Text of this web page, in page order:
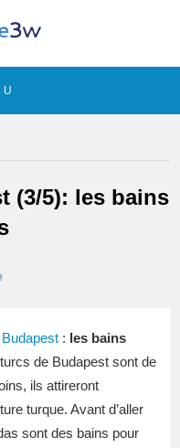
(3/5): les bains
Budapest : les bains
de Budapest sont de
ils attireront
turque. Avant d’aller
sont des bains pour